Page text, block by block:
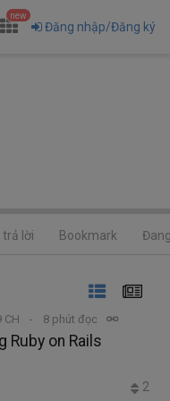
new
Đăng nhập/Đăng ký
trả lời Bookmark
CH 8 phút đọc
Ruby on Rails
2